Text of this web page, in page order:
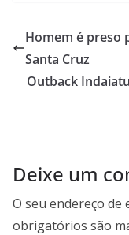
b
o
k
s
p
p
e
n
g
m
Homem é preso
Santa Cruz
Outback
Deixe um
O seu endereço de
obrigatórios são